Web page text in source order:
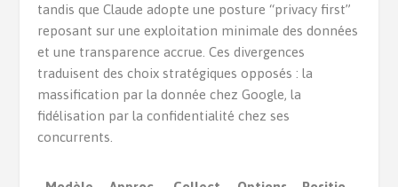
tandis que Claude adopte une posture “privacy first”
reposant sur une exploitation minimale des données
et une transparence accrue. Ces divergences
traduisent des choix stratégiques opposés : la
massification par la donnée chez Google, la
fidélisation par la confidentialité chez ses
concurrents.